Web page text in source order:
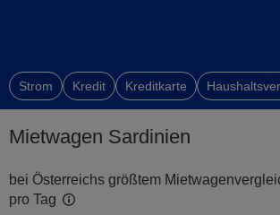
Strom Kredit Kreditkarte
Mietwagen Sardinien
bei Österreichs größtem
pro Tag